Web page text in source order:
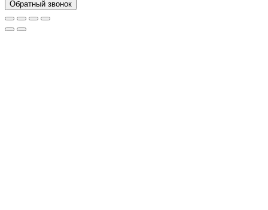
Обратный звонок